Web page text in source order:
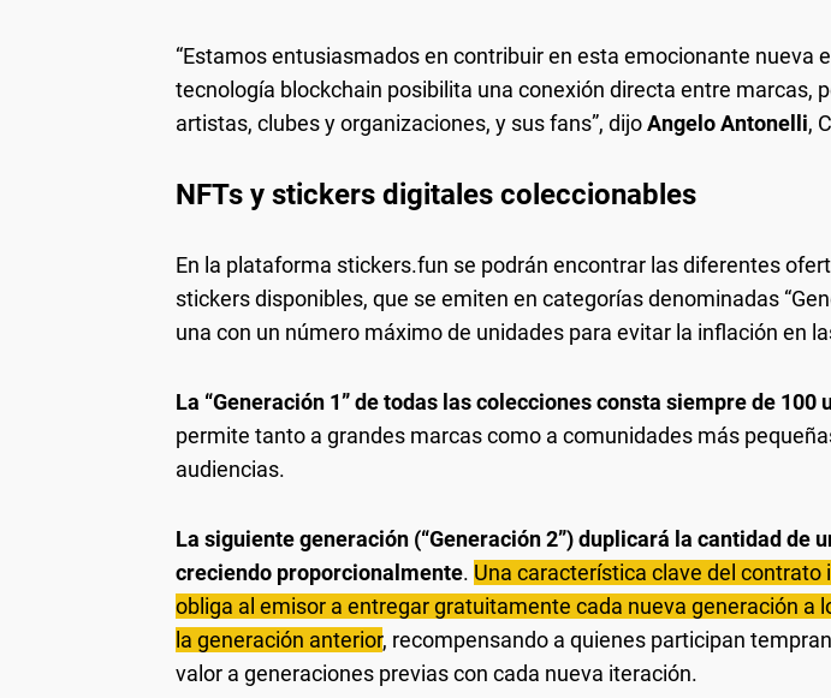
“Estamos entusiasmados en contribuir en esta emocionante nueva
tecnología blockchain posibilita una conexión directa entre marcas,
artistas, clubes y organizaciones, y sus fans”, dijoAngelo Antonelli,
NFTs y stickers digitales coleccionables
En la plataforma stickers.fun se podrán encontrar las diferentes
stickers disponibles, que se emiten en categorías denominadas
una con un número máximo de unidades para evitar la inflación en
La “Generación 1” de todas las colecciones consta siempre de 100
permite tanto a grandes marcas como a comunidades más
audiencias.
La siguiente generación (“Generación 2”) duplicará la cantidad de
creciendo proporcionalmente. Una característica clave del contrato
obliga al emisor a entregar gratuitamente cada nueva generación a
la generación anterior, recompensando a quienes participan
valor a generaciones previas con cada nueva iteración.